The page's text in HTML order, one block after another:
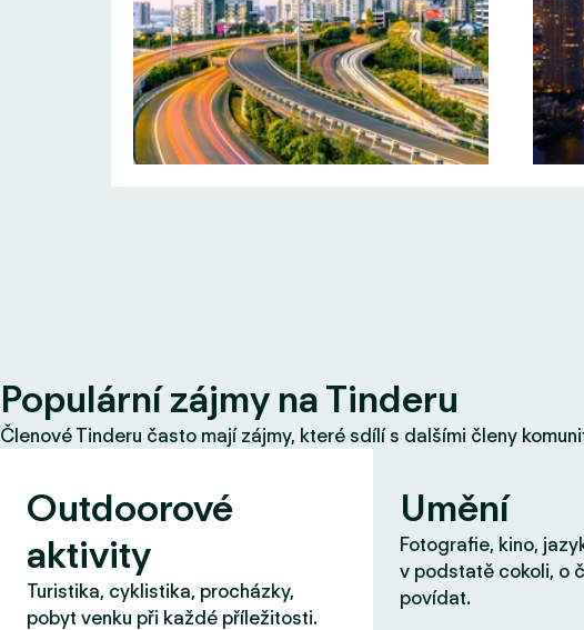
Populární zájmy na Tinderu
Členové Tinderu často mají zájmy, které sdílí s dalšími členy
Outdoorové
aktivity
Turistika, cyklistika, procházky,
pobyt venku při každé příležitosti.
Umění
Fotografie, kino,
v podstatě cokoli, o
povídat.